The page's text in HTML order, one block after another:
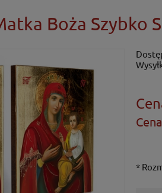
Boża Szybko
*